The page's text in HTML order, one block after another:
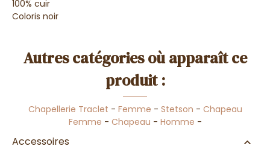
100% cuir
Coloris noir
Autres catégories où apparaît ce
produit :
Chapellerie Traclet - Femme - Stetson - Chapeau
Femme - Chapeau - Homme -
Accessoires